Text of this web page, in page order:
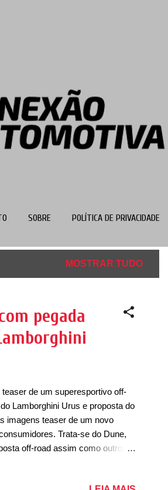
SOBRE POLÍTICA DE PRIVACIDADE
MOSTRAR TUDO
pegada
de um superesportivo off-
Lamborghini Urus e proposta do
imagens teaser de um novo
Trata-se do Dune,
off-road assim como outros